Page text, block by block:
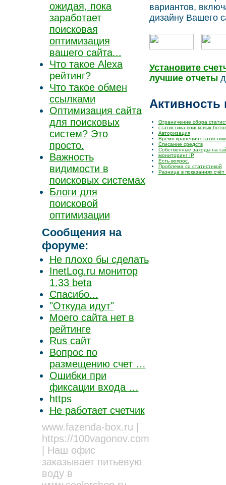
ожидая, пока
заработает
поисковая
оптимизация
вашего сайта...
Что такое Alexa
рейтинг?
Что такое обмен
ссылками
Оптимизация сайта
для поисковых
систем? Это
просто.
Важность
видимости в
поисковых системах
Блоги для
поисковой
оптимизации
Сообщения на
форуме:
Не плохо бы сделать
InetLog.ru монитор
1.33 beta
Спасибо...
"Откуда идут"
Моего сайта нет в
рейтинге
Rus сайт
Вопрос по
размещению счет …
Ошибки при
фиксации входа …
https
Не работает счетчик
www.fazenda-box.ru
https://100vagonov.com
| Наш офис
заказывает питьевую
воду в
вариантов,
дизайну Вашего
Установите
лучшие отчеты
Ограничение сбора
статистика поисковых
Авторизация
Время хранения
Списание средств
Cобственные заходы на
мониторинг IP
Есть вопрос.
Проблема со статистикой
Разница в показаниях